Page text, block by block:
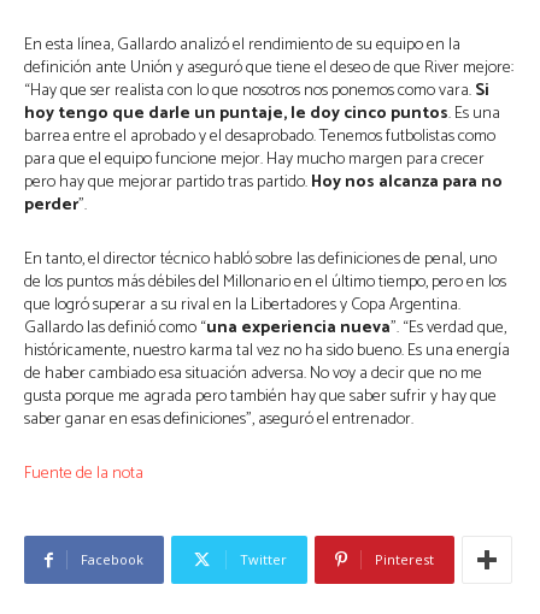
En esta línea, Gallardo analizó el rendimiento de su equipo en la
definición ante Unión y aseguró que tiene el deseo de que River mejore:
“Hay que ser realista con lo que nosotros nos ponemos como vara.Si
hoy tengo que darle un puntaje, le doy cinco puntos. Es una
barrea entre el aprobado y el desaprobado. Tenemos futbolistas como
para que el equipo funcione mejor. Hay mucho margen para crecer
pero hay que mejorar partido tras partido.Hoy nos alcanza para no
perder”.
En tanto, el director técnico habló sobre las definiciones de penal, uno
de los puntos más débiles del Millonario en el último tiempo, pero en los
que logró superar a su rival en la Libertadores y Copa Argentina.
Gallardo las definió como “una experiencia nueva”. “Es verdad que,
históricamente, nuestro karma tal vez no ha sido bueno. Es una energía
de haber cambiado esa situación adversa. No voy a decir que no me
gusta porque me agrada pero también hay que saber sufrir y hay que
saber ganar en esas definiciones”, aseguró el entrenador.
Fuente de la nota
Facebook Twitter Pinterest